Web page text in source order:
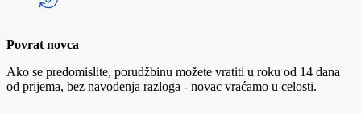
Povrat novca
Ako se predomislite, porudžbinu možete vratiti u roku od 14 dana
od prijema, bez navođenja razloga - novac vraćamo u celosti.